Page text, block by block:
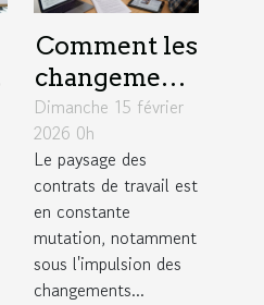
Comment les
changements
législatifs de
2026
influencent-
ils les
contrats de
travail ?
Dimanche 15 février
2026 0h
Le paysage des
contrats de travail est
en constante
mutation, notamment
sous l'impulsion des
changements...